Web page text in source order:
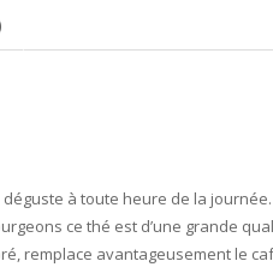
à toute heure de la
ce thé est d’une grande
remplace avantageusement le